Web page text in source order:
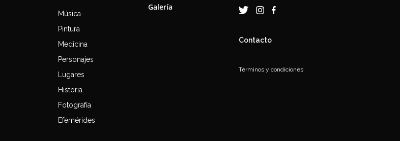
Música
Pintura
Medicina
Personajes
Lugares
Historia
Fotografía
Efemérides
Galería
Contacto
Términos y condiciones